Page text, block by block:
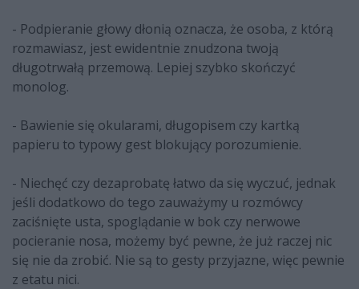
- Podpieranie głowy dłonią oznacza, że osoba, z którą
rozmawiasz, jest ewidentnie znudzona twoją
długotrwałą przemową. Lepiej szybko skończyć
monolog.
- Bawienie się okularami, długopisem czy kartką
papieru to typowy gest blokujący porozumienie.
- Niechęć czy dezaprobatę łatwo da się wyczuć, jednak
jeśli dodatkowo do tego zauważymy u rozmówcy
zaciśnięte usta, spoglądanie w bok czy nerwowe
pocieranie nosa, możemy być pewne, że już raczej nic
się nie da zrobić. Nie są to gesty przyjazne, więc pewnie
z etatu nici.